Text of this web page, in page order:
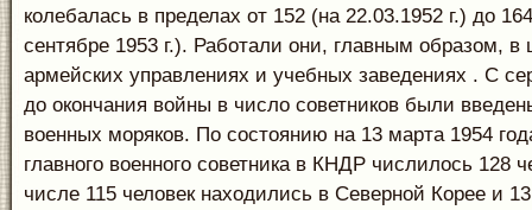
колебалась в пределах от 152 (на 22.03.1952 г.) до
сентябре 1953 г.). Работали они, главным образом, в
армейских управлениях и учебных заведениях . С
до окончания войны в число советников были
военных моряков. По состоянию на 13 марта 1954
главного военного советника в КНДР числилось 128
числе 115 человек находились в Северной Корее и